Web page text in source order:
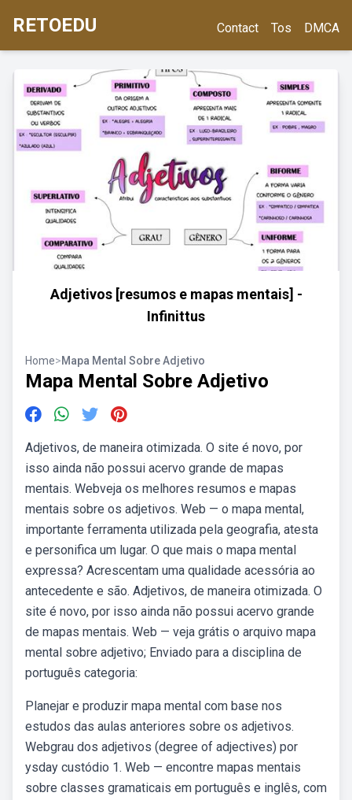
RETOEDU Contact Tos DMCA
Adjetivos [resumos e mapas mentais] -
Infinittus
Home>Mapa Mental Sobre Adjetivo
Mapa Mental Sobre Adjetivo
Adjetivos, de maneira otimizada. O site é novo, por
isso ainda não possui acervo grande de mapas
mentais. Webveja os melhores resumos e mapas
mentais sobre os adjetivos. Web — o mapa mental,
importante ferramenta utilizada pela geografia, atesta
e personifica um lugar. O que mais o mapa mental
expressa? Acrescentam uma qualidade acessória ao
antecedente e são. Adjetivos, de maneira otimizada. O
site é novo, por isso ainda não possui acervo grande
de mapas mentais. Web — veja grátis o arquivo mapa
mental sobre adjetivo; Enviado para a disciplina de
português categoria:
Planejar e produzir mapa mental com base nos
estudos das aulas anteriores sobre os adjetivos.
Webgrau dos adjetivos (degree of adjectives) por
ysday custódio 1. Web — encontre mapas mentais
sobre classes gramaticais em português e inglês, com